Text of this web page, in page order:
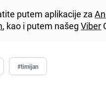
putem aplikacije za
, kao i putem našegViber
#timijan